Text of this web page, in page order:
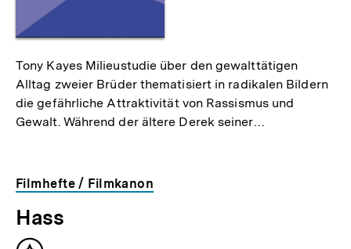
Tony Kayes Milieustudie über den gewalttätigen
Alltag zweier Brüder thematisiert in radikalen Bildern
die gefährliche Attraktivität von Rassismus und
Gewalt. Während der ältere Derek seiner…
Filmhefte / Filmkanon
Hass